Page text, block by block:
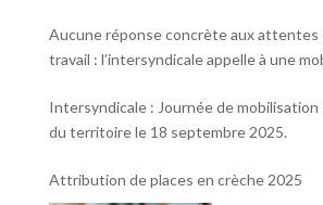
Aucune réponse concrète aux attentes
travail : l’intersyndicale appelle à une
Intersyndicale : Journée de mobilisation
du territoire le 18 septembre 2025.
Attribution de places en crèche 2025